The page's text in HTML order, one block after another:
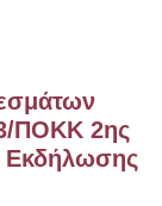
ΠΟΚΚ 2ης
Εκδήλωσης